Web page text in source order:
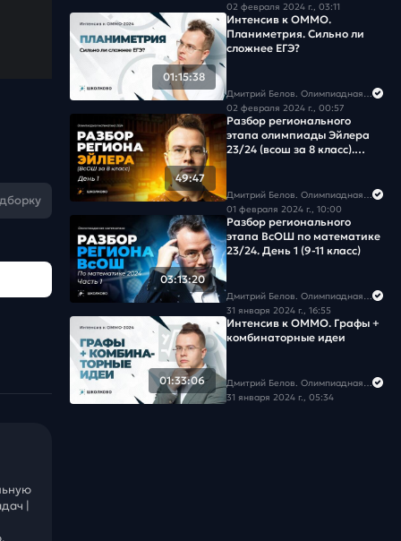
|
02 февраля 2024 г., 03:11
01:15:38
Интенсив к ОММО.
Планиметрия. Сильно ли
сложнее ЕГЭ?
Дмитрий Белов. Олимпиадная математика в Школково
02 февраля 2024 г., 00:57
49:47
Разбор регионального
этапа олимпиады Эйлера
23/24 (всош за 8 класс).
Дмитрий Белов. Олимпиадная математика в Школково
01 февраля 2024 г., 10:00
03:13:20
Разбор регионального
этапа ВсОШ по математике
23/24. День 1 (9-11 класс)
Дмитрий Белов. Олимпиадная математика в Школково
31 января 2024 г., 16:55
01:33:06
Интенсив к ОММО. Графы +
комбинаторные идеи
Дмитрий Белов. Олимпиадная математика в Школково
31 января 2024 г., 05:34